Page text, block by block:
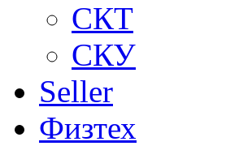
СКТ
СКУ
Seller
Физтех